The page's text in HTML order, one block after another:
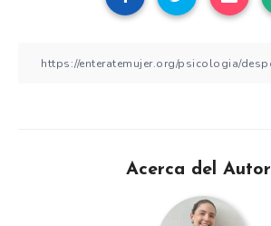
Acerca del Autor